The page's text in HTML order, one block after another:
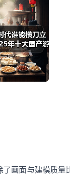
画面与建模质量